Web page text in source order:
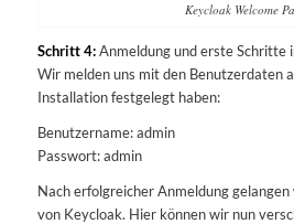
Keycloak Welcome
Schritt 4:Anmeldung und erste Schritte
Wir melden uns mit den Benutzerdaten
Installation festgelegt haben:
Benutzername: admin
Passwort: admin
Nach erfolgreicher Anmeldung
von Keycloak. Hier können wir nun